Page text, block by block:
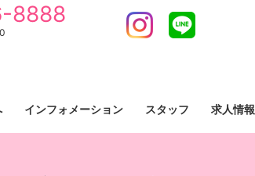
8888 Instagram
インフォメーション スタッフ 求人情報